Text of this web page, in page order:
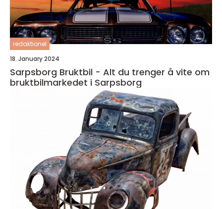
redaktionel
18. January 2024
Sarpsborg Bruktbil - Alt du trenger å vite om
bruktbilmarkedet i Sarpsborg